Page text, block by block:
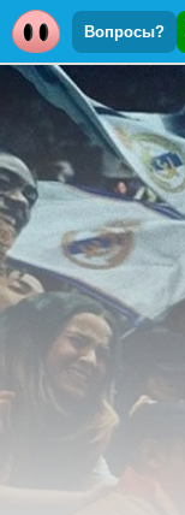
Вопросы?